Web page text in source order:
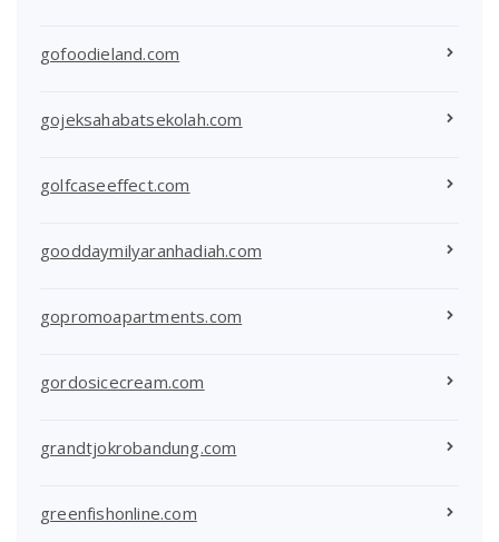
gofoodieland.com
gojeksahabatsekolah.com
golfcaseeffect.com
gooddaymilyaranhadiah.com
gopromoapartments.com
gordosicecream.com
grandtjokrobandung.com
greenfishonline.com